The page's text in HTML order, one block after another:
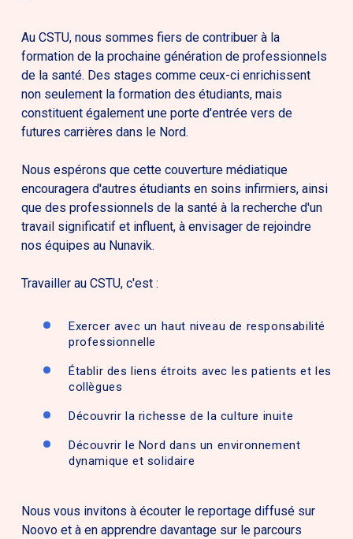
Au CSTU, nous sommes fiers de contribuer à la
formation de la prochaine génération de professionnels
de la santé. Des stages comme ceux-ci enrichissent
non seulement la formation des étudiants, mais
constituent également une porte d'entrée vers de
futures carrières dans le Nord.
Nous espérons que cette couverture médiatique
encouragera d'autres étudiants en soins infirmiers, ainsi
que des professionnels de la santé à la recherche d'un
travail significatif et influent, à envisager de rejoindre
nos équipes au Nunavik.
Travailler au CSTU, c'est :
Exercer avec un haut niveau de responsabilité
professionnelle
Établir des liens étroits avec les patients et les
collègues
Découvrir la richesse de la culture inuite
Découvrir le Nord dans un environnement
dynamique et solidaire
Nous vous invitons à écouter le reportage diffusé sur
Noovo et à en apprendre davantage sur le parcours